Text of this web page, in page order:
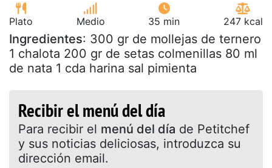
Plato Medio 35 min 247 kcal
Ingredientes: 300 gr de mollejas de ternero
1 chalota 200 gr de setas colmenillas 80 ml
de nata 1 cda harina sal pimienta
Recibir el menú del día
Para recibir el menú del día de Petitchef
y sus noticias deliciosas, introduzca su
dirección email.